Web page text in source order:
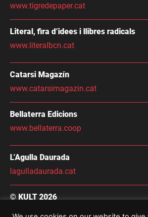
www.tigredepaper.cat
Literal, fira d’idees i llibres radicals
www.literalbcn.cat
Catarsi Magazín
www.catarsimagazin.cat
Bellaterra Edicions
www.bellaterra.coop
L’Agulla Daurada
lagulladaurada.cat
© KULT 2026
Condicions Generals de Contractació